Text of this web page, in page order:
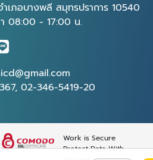
ภอบางพลี สมุทรปราการ 10540
า 08:00 - 17:00 น.
, 02-346-5419-20
Work is Secure
Protect Data With